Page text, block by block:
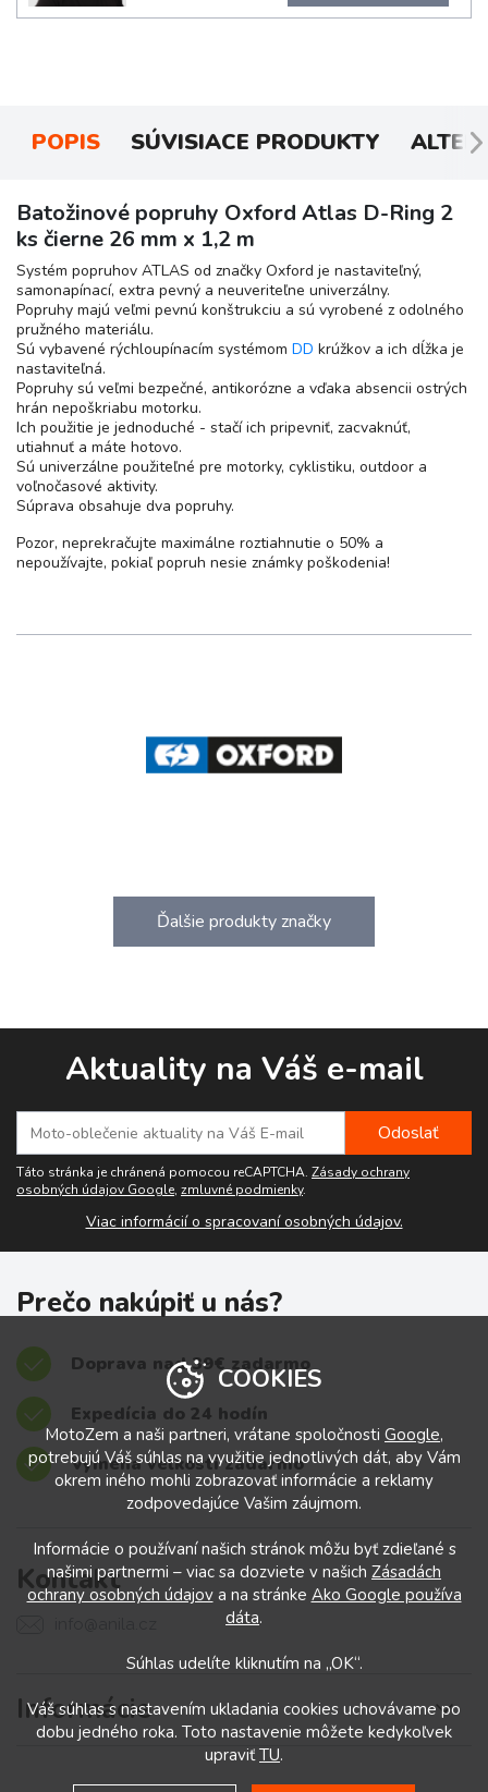
POPIS SÚVISIACE PRODUKTY
Batožinové popruhy Oxford Atlas D-Ring 2
ks čierne 26 mm x 1,2 m
Systém popruhov ATLAS od značky Oxford je nastaviteľný,
samonapínací, extra pevný a neuveriteľne univerzálny.
Popruhy majú veľmi pevnú konštrukciu a sú vyrobené z odolného
pružného materiálu.
Sú vybavené rýchloupínacím systémom DD krúžkov a ich dĺžka je
nastaviteľná.
Popruhy sú veľmi bezpečné, antikorózne a vďaka absencii ostrých
hrán nepoškriabu motorku.
Ich použitie je jednoduché - stačí ich pripevniť, zacvaknúť,
utiahnuť a máte hotovo.
Sú univerzálne použiteľné pre motorky, cyklistiku, outdoor a
voľnočasové aktivity.
Súprava obsahuje dva popruhy.
Pozor, neprekračujte maximálne roztiahnutie o 50% a
nepoužívajte, pokiaľ popruh nesie známky poškodenia!
Ďalšie produkty značky
Aktuality na Váš e-mail
Táto stránka je chránená pomocou reCAPTCHA. Zásady ochrany
osobných údajov Google, zmluvné podmienky.
Viac informácií o spracovaní osobných údajov.
Prečo nakúpiť u nás?
Doprava nad 39€ zadarmo
Expedícia do 24 hodín
Výmena veľkostí zadarmo
Informácie
Kontakt
COOKIES
MotoZem a naši partneri, vrátane spoločnosti Google,
potrebujú Váš súhlas na využitie jednotlivých dát, aby Vám
okrem iného mohli zobrazovať informácie a reklamy
zodpovedajúce Vašim záujmom.
Informácie o používaní našich stránok môžu byť zdieľané s
našimi partnermi – viac sa dozviete v našich Zásadách
ochrany osobných údajova na stránke Ako Google používa
dáta.
Súhlas udelíte kliknutím na „OK“.
Váš súhlas s nastavením ukladania cookies uchovávame po
dobu jedného roka. Toto nastavenie môžete kedykoľvek
upraviťTU.